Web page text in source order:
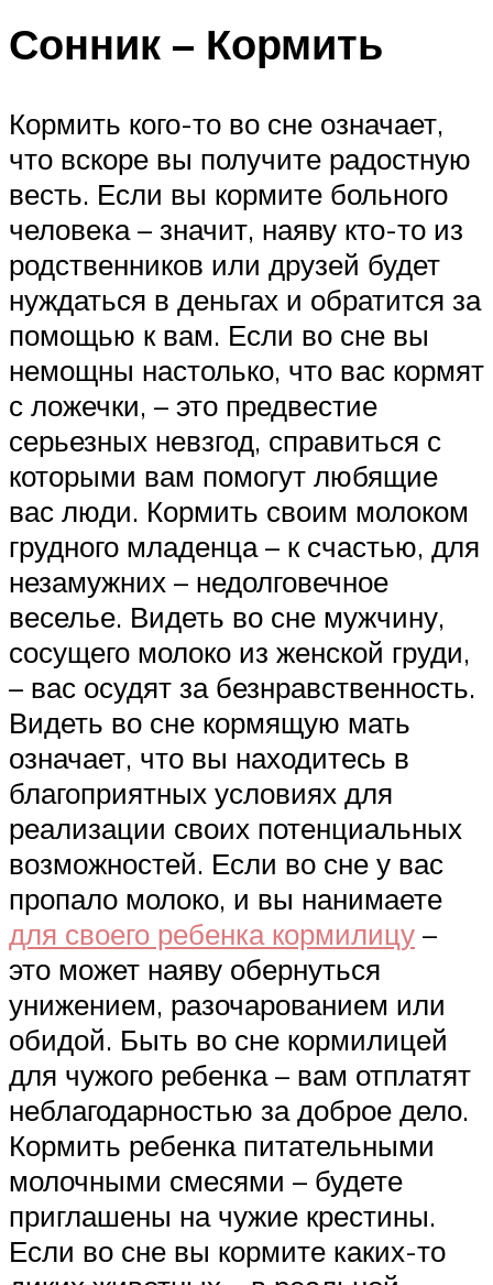
Сонник – Кормить
Кормить кого-то во сне означает,
что вскоре вы получите радостную
весть. Если вы кормите больного
человека – значит, наяву кто-то из
родственников или друзей будет
нуждаться в деньгах и обратится за
помощью к вам. Если во сне вы
немощны настолько, что вас кормят
с ложечки, – это предвестие
серьезных невзгод, справиться с
которыми вам помогут любящие
вас люди. Кормить своим молоком
грудного младенца – к счастью, для
незамужних – недолговечное
веселье. Видеть во сне мужчину,
сосущего молоко из женской груди,
– вас осудят за безнравственность.
Видеть во сне кормящую мать
означает, что вы находитесь в
благоприятных условиях для
реализации своих потенциальных
возможностей. Если во сне у вас
пропало молоко, и вы нанимаете
для своего ребенка кормилицу –
это может наяву обернуться
унижением, разочарованием или
обидой. Быть во сне кормилицей
для чужого ребенка – вам отплатят
неблагодарностью за доброе дело.
Кормить ребенка питательными
молочными смесями – будете
приглашены на чужие крестины.
Если во сне вы кормите каких-то